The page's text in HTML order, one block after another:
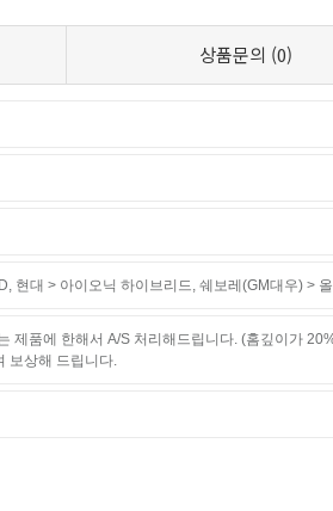
상품문의 (0)
, 현대 > 아이오닉 하이브리드, 쉐보레(GM대우) >
제품에 한해서 A/S 처리해드립니다. (홈깊이가
보상해 드립니다.